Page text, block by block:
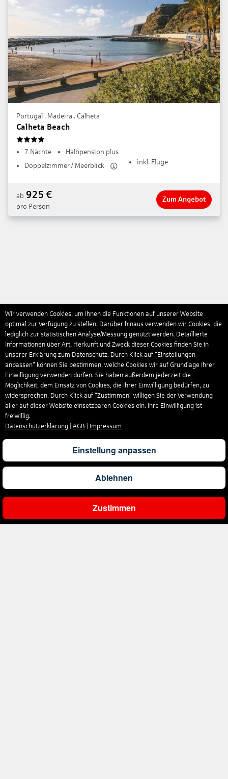
Angebot
Gesamtpreis Pro Person
Portugal . Madeira . Calheta
Calheta Beach
7 Nächte
Halbpension plus
Doppelzimmer / Meerblick
inkl. Flüge
ab 925 €
pro Person
Zum Angebot
Wir verwenden Cookies, um Ihnen die Funktionen auf unserer Website
optimal zur Verfügung zu stellen. Darüber hinaus verwenden wir Cookies, die
lediglich zur statistischen Analyse/Messung genutzt werden. Detaillierte
Informationen über Art, Herkunft und Zweck dieser Cookies finden Sie in
unserer Erklärung zum Datenschutz. Durch Klick auf "Einstellungen
anpassen" können Sie bestimmen, welche Cookies wir auf Grundlage Ihrer
Einwilligung verwenden dürfen. Sie haben außerdem jederzeit die
Möglichkeit, dem Einsatz von Cookies, die Ihrer Einwilligung bedürfen, zu
widersprechen. Durch Klick auf “Zustimmen“ willigen Sie der Verwendung
aller auf dieser Website einsetzbaren Cookies ein. Ihre Einwilligung ist
freiwillig.
Datenschutzerklärung
AGB Impressum
Einstellung anpassen
Ablehnen
Zustimmen